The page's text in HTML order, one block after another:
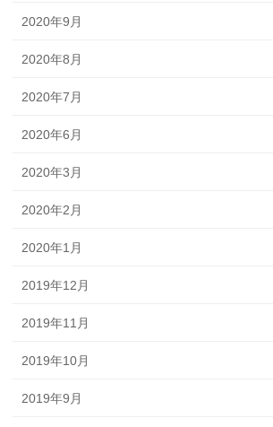
2020年9月
2020年8月
2020年7月
2020年6月
2020年3月
2020年2月
2020年1月
2019年12月
2019年11月
2019年10月
2019年9月